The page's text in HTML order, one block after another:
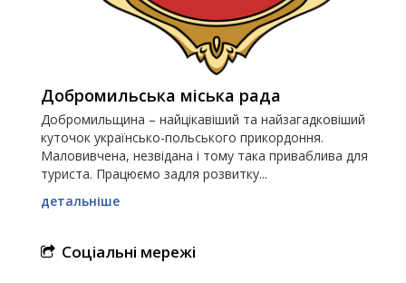
Добромильська міська рада
Добромильщина – найцікавіший та найзагадковіший
куточок українсько-польського прикордоння.
Маловивчена, незвідана і тому така приваблива для
туриста. Працюємо задля розвитку...
детальніше
Соціальні мережі